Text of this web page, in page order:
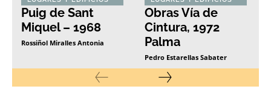
Puig de Sant
Miquel – 1968
Rossiñol Miralles Antonia
Obras Vía de
Cintura, 1972
Palma
Pedro Estarellas Sabater